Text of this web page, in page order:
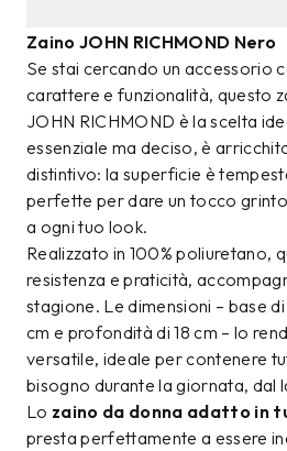
Zaino JOHN RICHMOND Nero
Se stai cercando un accessorio
carattere e funzionalità, questo
JOHN RICHMOND è la scelta
essenziale ma deciso, è
distintivo: la superficie è
perfette per dare un tocco
a ogni tuo look.
Realizzato in 100% poliuretano,
resistenza e praticità,
stagione. Le dimensioni – base
cm e profondità di 18 cm – lo
versatile, ideale per contenere
bisogno durante la giornata, dal
Lo zaino da donna adatto in
presta perfettamente a essere